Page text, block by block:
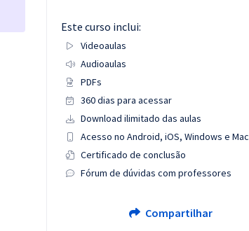
Este curso inclui:
Videoaulas
Audioaulas
PDFs
360 dias para acessar
Download ilimitado das aulas
Acesso no Android, iOS, Windows e Mac
Certificado de conclusão
Fórum de dúvidas com professores
Compartilhar